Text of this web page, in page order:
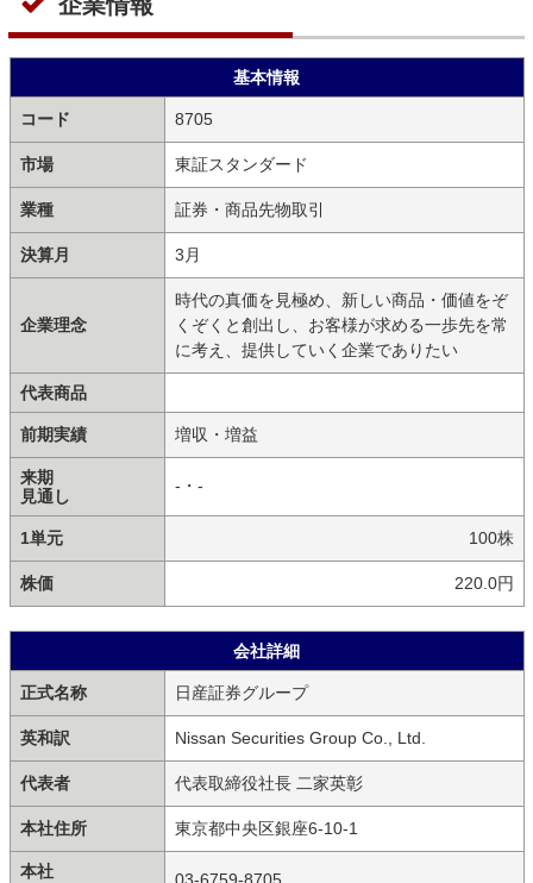
基本情報
コード 8705
市場 東証スタンダード
業種 証券・商品先物取引
決算月 3月
企業理念
時代の真価を見極め、新しい商品・価値をぞ
くぞくと創出し、お客様が求める一歩先を常
に考え、提供していく企業でありたい
代表商品
前期実績 増収・増益
来期
見通し
-・-
1単元 100株
株価 220.0円
会社詳細
正式名称 日産証券グループ
英和訳 Nissan Securities Group Co., Ltd.
代表者 代表取締役社長 二家英彰
本社住所 東京都中央区銀座6-10-1
本社